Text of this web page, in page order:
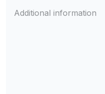
Additional information